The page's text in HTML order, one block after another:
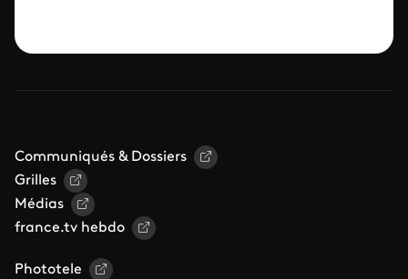
Communiqués & Dossiers
Grilles
Médias
france.tv hebdo
Phototele